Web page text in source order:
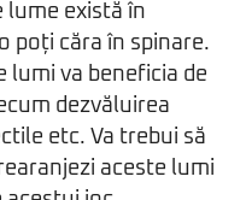
lume există în
poți căra în spinare.
lumi va beneficia de
dezvăluirea
etc. Va trebui să
aceste lumi